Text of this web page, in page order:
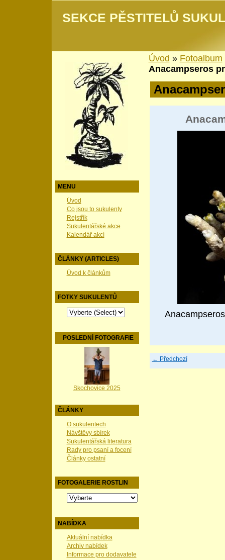
SEKCE PĚSTITELŮ
MENU
Úvod
Co jsou to sukulenty
Rejstřík
Sukulentářské akce
Kalendář akcí
ČLÁNKY (ARTICLES)
Úvod k článkům
FOTKY SUKULENTŮ
POSLEDNÍ FOTOGRAFIE
Skochovice 2025
ČLÁNKY
O sukulentech
Návštěvy sbírek
Sukulentářská literatura
Rady pro psaní a focení
Články ostatní
FOTOGALERIE ROSTLIN
NABÍDKA
Aktuální nabídka
Archiv nabídek
Informace pro dodavatele
Úvod » Fotoalbum
Anacampseros
← Předchozí